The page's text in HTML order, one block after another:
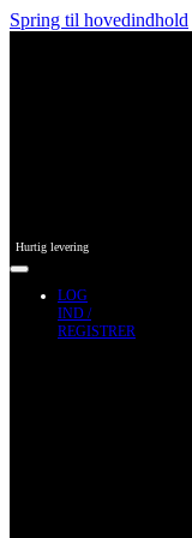
Spring til hovedindhold
Hurtig levering
LOG
IND /
REGISTRER